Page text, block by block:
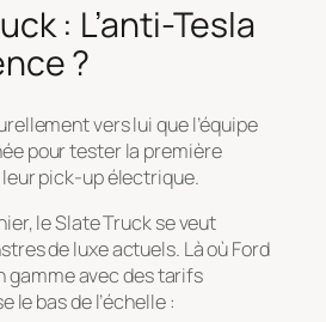
: L’anti-Tesla
?
vers lui que l’équipe
pour tester la première
pick-up électrique.
le Slate Truck se veut
de luxe actuels. Là où Ford
gamme avec des tarifs
le bas de l’échelle :